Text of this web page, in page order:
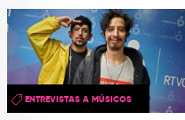
ENTREVISTAS A MÚSICOS